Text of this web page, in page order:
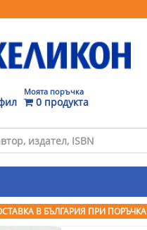
Моята поръчка
0 продукта
В БЪЛГАРИЯ ПРИ ПОРЪЧКА